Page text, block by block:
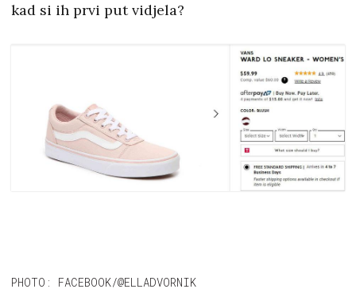
kad si ih prvi put vidjela?
PHOTO: FACEBOOK/@ELLADVORNIK